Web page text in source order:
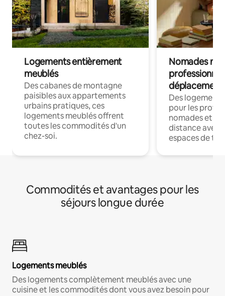
Logements entièrement
meublés
Des cabanes de montagne
paisibles aux appartements
urbains pratiques, ces
logements meublés offrent
toutes les commodités d'un
chez-soi.
Nomades
déplacement
Des
pour les
nomades et
distance avec
espaces de
Commodités et avantages pour les
séjours longue durée
Logements meublés
Des logements complètement meublés avec une
cuisine et les commodités dont vous avez besoin pour